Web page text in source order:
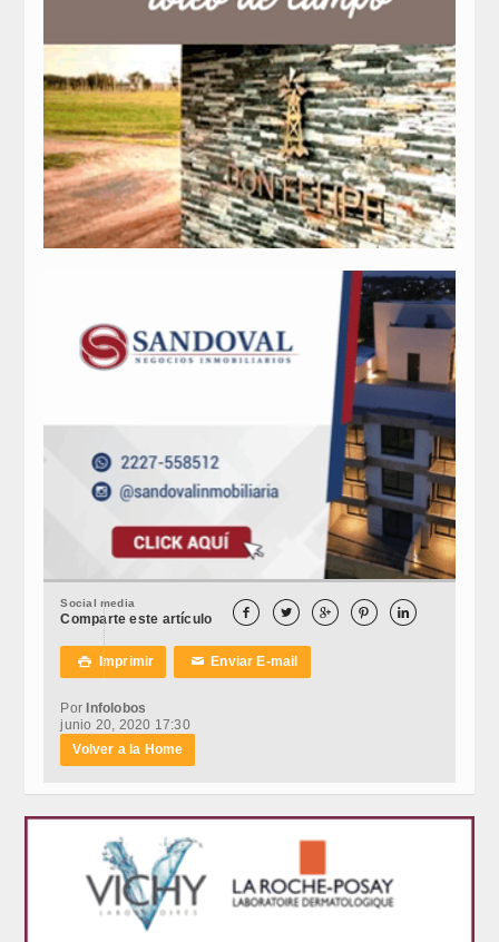
Social media
Comparte este artículo     
 Imprimir ✉Enviar E-mail
Por Infolobos
junio 20, 2020 17:30
Volver a la Home